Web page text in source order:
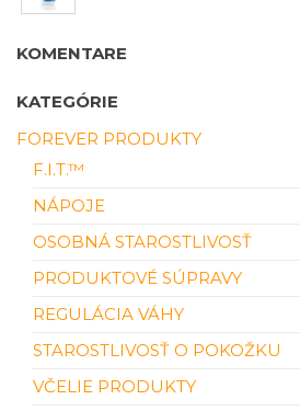
KOMENTARE
KATEGÓRIE
FOREVER PRODUKTY
F.I.T.™
NÁPOJE
OSOBNÁ STAROSTLIVOSŤ
PRODUKTOVÉ SÚPRAVY
REGULÁCIA VÁHY
STAROSTLIVOSŤ O POKOŽKU
VČELIE PRODUKTY